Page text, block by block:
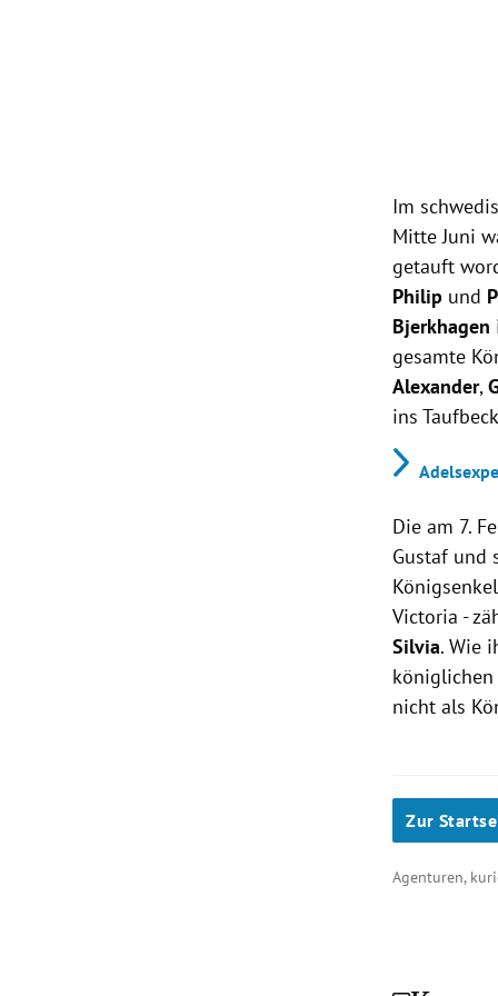
Im
Mitte Juni
getauft
Philip und
Bjerkhagen
gesamte
Alexander,
ins
Die am 7.
Gustaf und
Victoria -
Silvia. Wie
königlichen
nicht als
Zur
Agenturen,